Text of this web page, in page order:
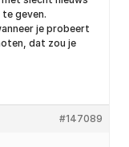
geven.
je probeert
dat zou je
#147089